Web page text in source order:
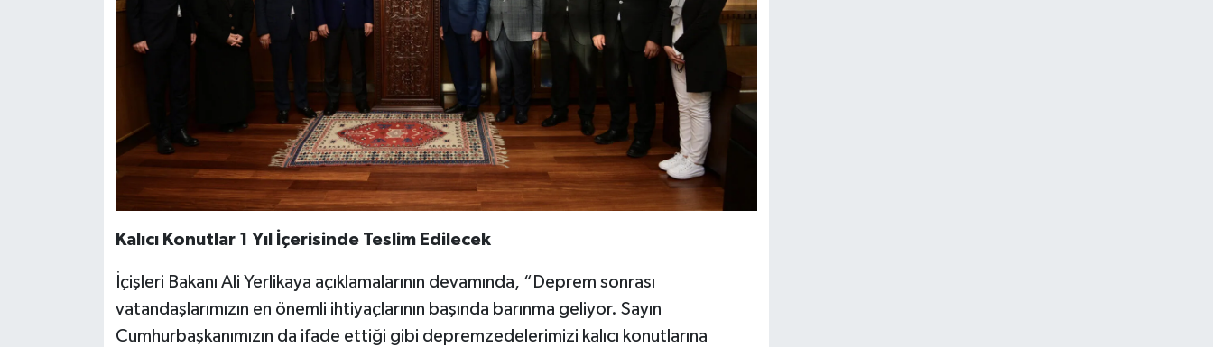
Kalıcı Konutlar 1 Yıl İçerisinde Teslim Edilecek
İçişleri Bakanı Ali Yerlikaya açıklamalarının devamında, “Deprem sonrası
vatandaşlarımızın en önemli ihtiyaçlarının başında barınma geliyor. Sayın
Cumhurbaşkanımızın da ifade ettiği gibi depremzedelerimizi kalıcı konutlarına